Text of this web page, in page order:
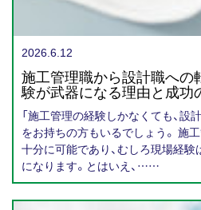
2026.6.12
施工管理職から設計職へ
験が武器になる理由と成功
「施工管理の経験しかなくても、設
をお持ちの方もいるでしょう。 施
十分に可能であり、むしろ現場経
になります。とはいえ、……